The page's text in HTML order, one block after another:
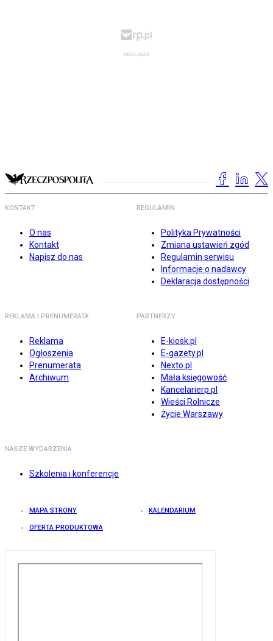
KONTAKT
O nas
Kontakt
Napisz do nas
REGULAMIN
Polityka Prywatności
Zmiana ustawień zgód
Regulamin serwisu
Informacje o nadawcy
Deklaracja dostępności
REKLAMA I PRENUMERATA
Reklama
Ogłoszenia
Prenumerata
Archiwum
PARTNERZY
E-kiosk.pl
E-gazety.pl
Nexto.pl
Mała księgowość
Kancelarierp.pl
Wieści Rolnicze
Życie Warszawy
NASZE WYDARZENIA
Szkolenia i konferencje
MAPA STRONY KALENDARIUM
OFERTA PRODUKTOWA